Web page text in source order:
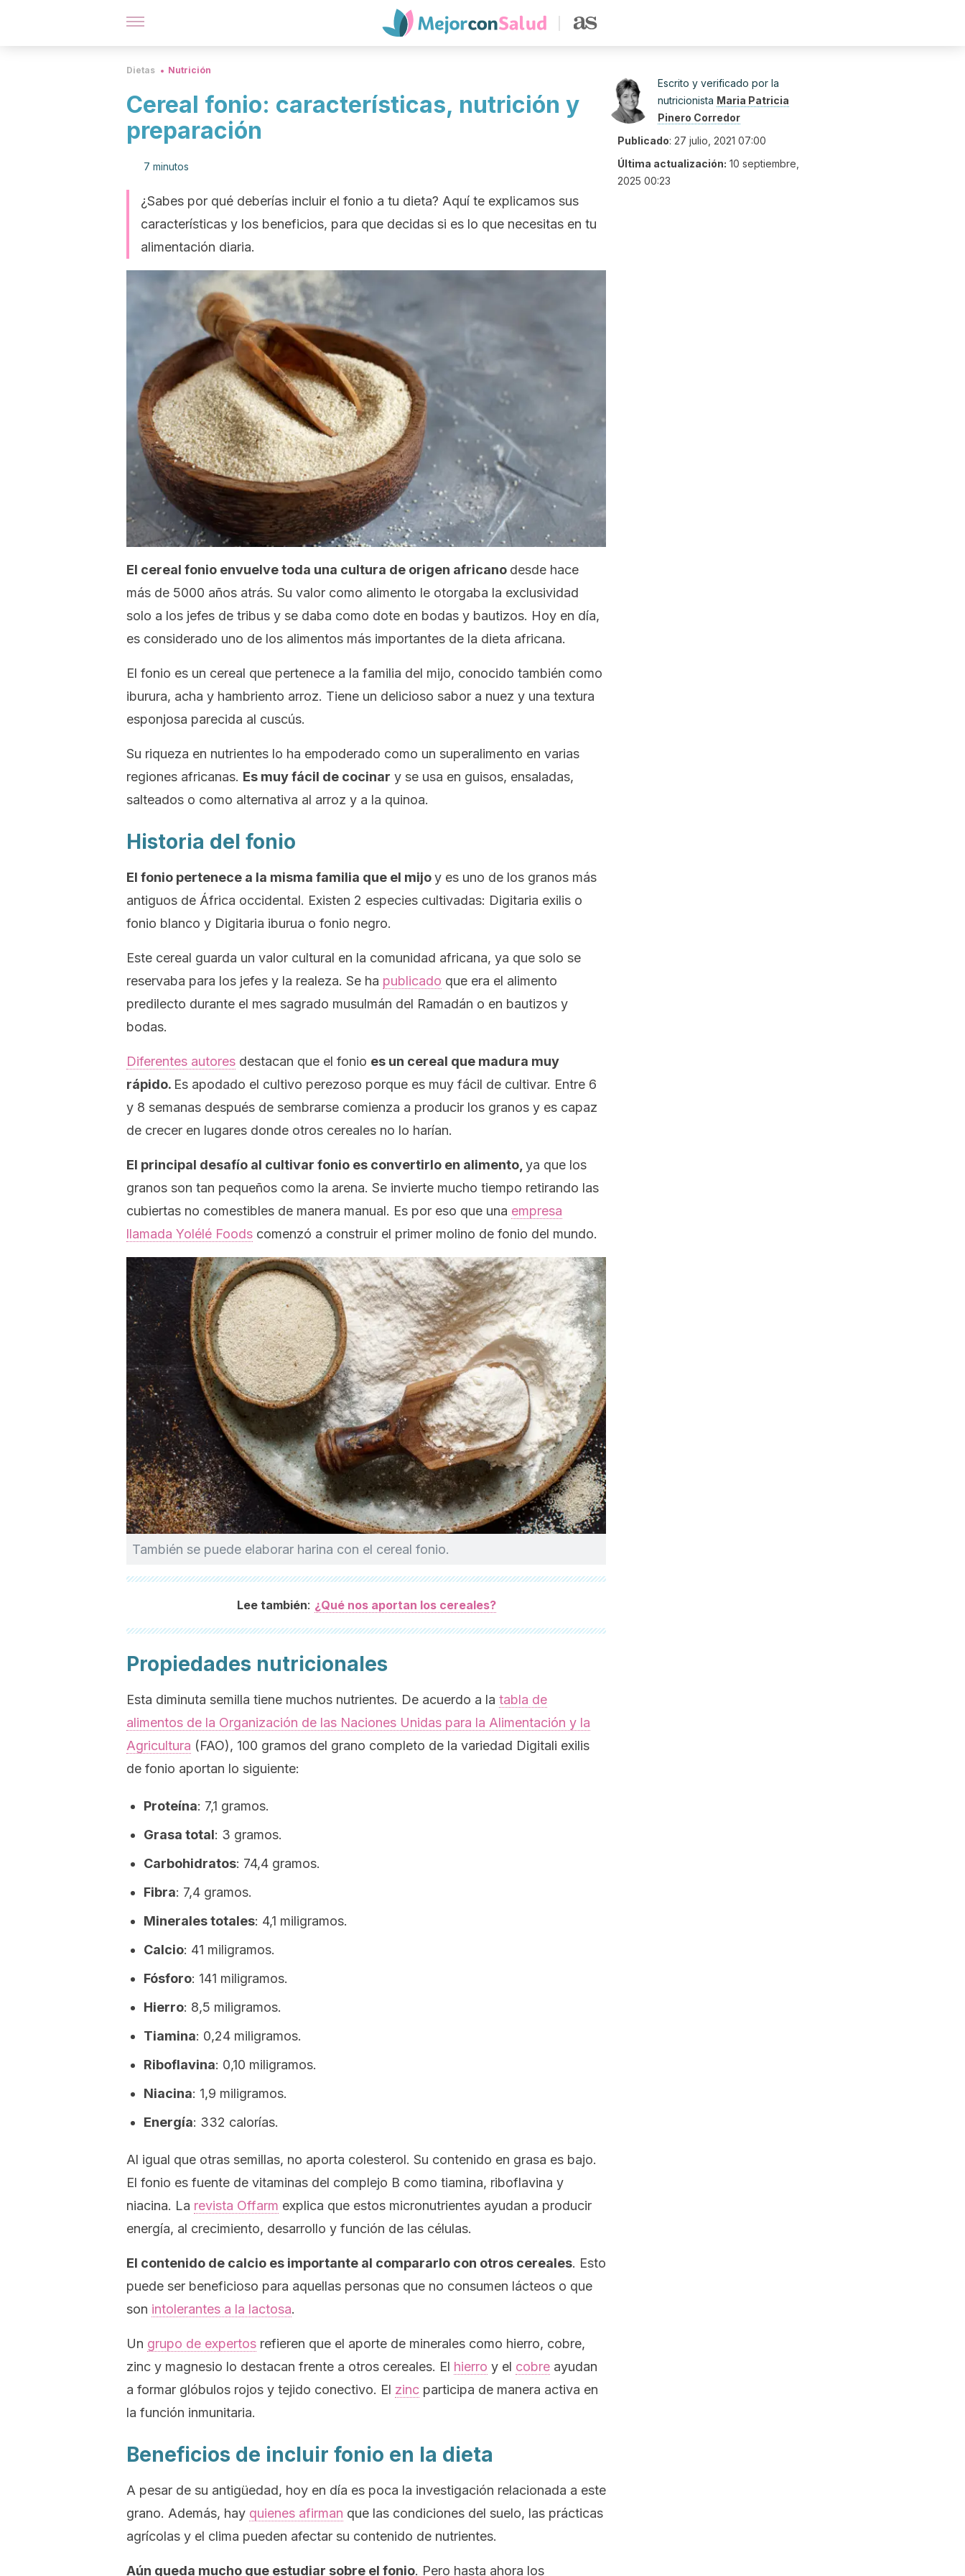
Dietas Nutrición
Cereal fonio: características, nutrición y
preparación
7 minutos
¿Sabes por qué deberías incluir el fonio a tu dieta? Aquí te explicamos sus
características y los beneficios, para que decidas si es lo que necesitas en tu
alimentación diaria.
El cereal fonio envuelve toda una cultura de origen africano desde hace
más de 5000 años atrás. Su valor como alimento le otorgaba la exclusividad
solo a los jefes de tribus y se daba como dote en bodas y bautizos. Hoy en día,
es considerado uno de los alimentos más importantes de la dieta africana.
El fonio es un cereal que pertenece a la familia del mijo, conocido también como
iburura, acha y hambriento arroz. Tiene un delicioso sabor a nuez y una textura
esponjosa parecida al cuscús.
Su riqueza en nutrientes lo ha empoderado como un superalimento en varias
regiones africanas. Es muy fácil de cocinar y se usa en guisos, ensaladas,
salteados o como alternativa al arroz y a la quinoa.
Historia del fonio
El fonio pertenece a la misma familia que el mijoy es uno de los granos más
antiguos de África occidental. Existen 2 especies cultivadas: Digitaria exilis o
fonio blanco y Digitaria iburua o fonio negro.
Este cereal guarda un valor cultural en la comunidad africana, ya que solo se
reservaba para los jefes y la realeza. Se ha publicado que era el alimento
predilecto durante el mes sagrado musulmán del Ramadán o en bautizos y
bodas.
Diferentes autores destacan que el fonio es un cereal que madura muy
rápido. Es apodado el cultivo perezoso porque es muy fácil de cultivar. Entre 6
y 8 semanas después de sembrarse comienza a producir los granos y es capaz
de crecer en lugares donde otros cereales no lo harían.
El principal desafío al cultivar fonio es convertirlo en alimento, ya que los
granos son tan pequeños como la arena. Se invierte mucho tiempo retirando las
cubiertas no comestibles de manera manual. Es por eso que una empresa
llamada Yolélé Foods comenzó a construir el primer molino de fonio del mundo.
También se puede elaborar harina con el cereal fonio.
Lee también: ¿Qué nos aportan los cereales?
Propiedades nutricionales
Esta diminuta semilla tiene muchos nutrientes. De acuerdo a la tabla de
alimentos de la Organización de las Naciones Unidas para la Alimentación y la
Agricultura (FAO), 100 gramos del grano completo de la variedad Digitali exilis
de fonio aportan lo siguiente:
Proteína: 7,1 gramos.
Grasa total: 3 gramos.
Carbohidratos: 74,4 gramos.
Fibra: 7,4 gramos.
Minerales totales: 4,1 miligramos.
Calcio: 41 miligramos.
Fósforo: 141 miligramos.
Hierro: 8,5 miligramos.
Tiamina: 0,24 miligramos.
Riboflavina: 0,10 miligramos.
Niacina: 1,9 miligramos.
Energía: 332 calorías.
Al igual que otras semillas, no aporta colesterol. Su contenido en grasa es bajo.
El fonio es fuente de vitaminas del complejo B como tiamina, riboflavina y
niacina. La revista Offarm explica que estos micronutrientes ayudan a producir
energía, al crecimiento, desarrollo y función de las células.
El contenido de calcio es importante al compararlo con otros cereales. Esto
puede ser beneficioso para aquellas personas que no consumen lácteos o que
son intolerantes a la lactosa.
Un grupo de expertos refieren que el aporte de minerales como hierro, cobre,
zinc y magnesio lo destacan frente a otros cereales. El hierro y el cobre ayudan
a formar glóbulos rojos y tejido conectivo. El zinc participa de manera activa en
la función inmunitaria.
Beneficios de incluir fonio en la dieta
A pesar de su antigüedad, hoy en día es poca la investigación relacionada a este
grano. Además, hay quienes afirman que las condiciones del suelo, las prácticas
agrícolas y el clima pueden afectar su contenido de nutrientes.
Aún queda mucho que estudiar sobre el fonio. Pero hasta ahora los
Escrito y verificado por la
nutricionista Maria Patricia
Pinero Corredor
Publicado: 27 julio, 2021 07:00
Última actualización: 10 septiembre,
2025 00:23